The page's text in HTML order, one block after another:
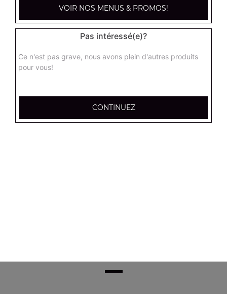
8.90€
VOIR NOS MENUS & PROMOS!
Pas intéressé(e)?
Ce n'est pas grave, nous avons plein d'autres produits
pour vous!
CONTINUEZ